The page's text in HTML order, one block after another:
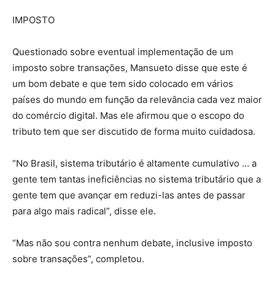
IMPOSTO
Questionado sobre eventual implementação de um
imposto sobre transações, Mansueto disse que este é
um bom debate e que tem sido colocado em vários
países do mundo em função da relevância cada vez maior
do comércio digital. Mas ele afirmou que o escopo do
tributo tem que ser discutido de forma muito cuidadosa.
“No Brasil, sistema tributário é altamente cumulativo … a
gente tem tantas ineficiências no sistema tributário que a
gente tem que avançar em reduzi-las antes de passar
para algo mais radical”, disse ele.
“Mas não sou contra nenhum debate, inclusive imposto
sobre transações”, completou.